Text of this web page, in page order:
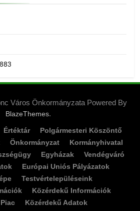
Város Önkormányzata Powered By
BlazeThemes.
Értéktár
Polgármesteri Köszöntő
Önkormányzat
Kormányhivatal
Egyházak
Vendégváró
Európai Uniós Pályázatok
Testvértelepüléseink
Közérdekű Információk
Közérdekű Adatok